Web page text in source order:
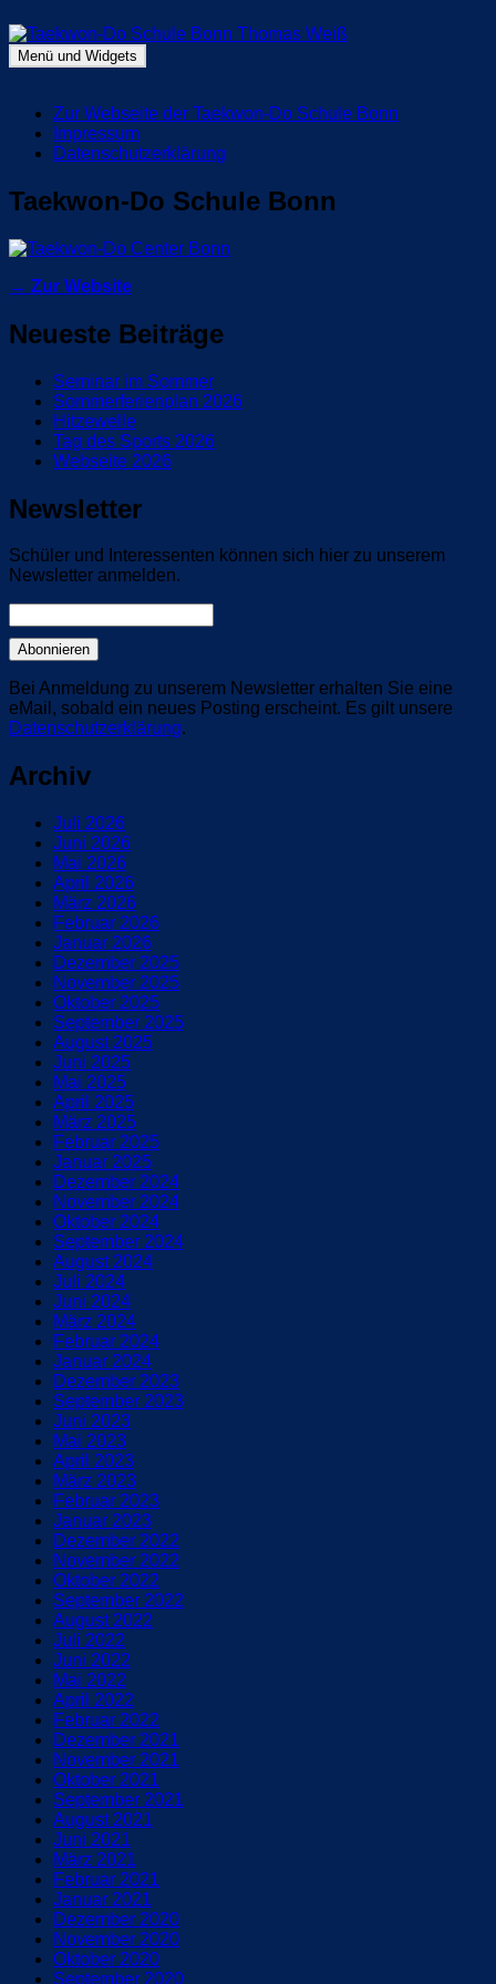
Inhalt
springen
Taekwon-Do Schule Bonn Thomas Weiß
Blog Taekwon-Do Schule Bonn
Menü und Widgets
Zur Webseite der Taekwon-Do Schule Bonn
Impressum
Datenschutzerklärung
Taekwon-Do Schule Bonn
→ Zur Website
Neueste Beiträge
Seminar im Sommer
Sommerferienplan 2026
Hitzewelle
Tag des Sports 2026
Webseite 2026
Newsletter
Schüler und Interessenten können sich hier zu unserem
Newsletter anmelden.
Bei Anmeldung zu unserem Newsletter erhalten Sie eine
eMail, sobald ein neues Posting erscheint. Es gilt unsere
Datenschutzerklärung.
Archiv
Juli 2026
Juni 2026
Mai 2026
April 2026
März 2026
Februar 2026
Januar 2026
Dezember 2025
November 2025
Oktober 2025
September 2025
August 2025
Juni 2025
Mai 2025
April 2025
März 2025
Februar 2025
Januar 2025
Dezember 2024
November 2024
Oktober 2024
September 2024
August 2024
Juli 2024
Juni 2024
März 2024
Februar 2024
Januar 2024
Dezember 2023
September 2023
Juni 2023
Mai 2023
April 2023
März 2023
Februar 2023
Januar 2023
Dezember 2022
November 2022
Oktober 2022
September 2022
August 2022
Juli 2022
Juni 2022
Mai 2022
April 2022
Februar 2022
Dezember 2021
November 2021
Oktober 2021
September 2021
August 2021
Juni 2021
März 2021
Februar 2021
Januar 2021
Dezember 2020
November 2020
Oktober 2020
September 2020